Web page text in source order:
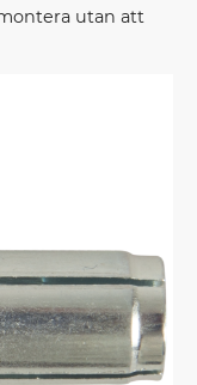
utan att